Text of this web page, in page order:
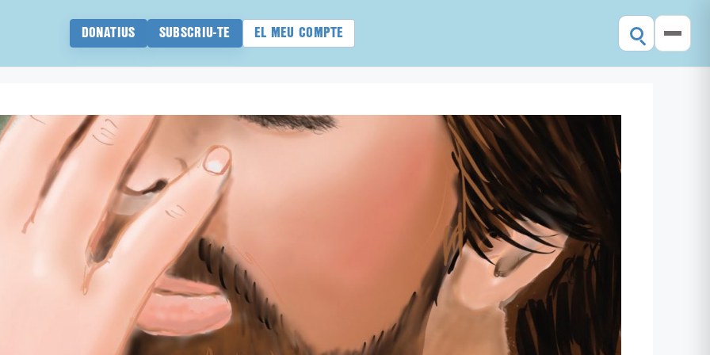
DONATIUS SUBSCRIU-TE EL MEU COMPTE